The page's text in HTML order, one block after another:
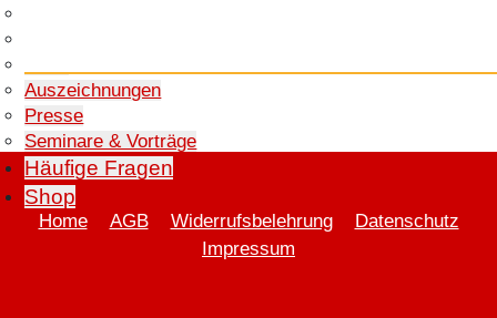
Auszeichnungen
Presse
Seminare & Vorträge
Häufige Fragen
Shop
Home AGB Widerrufsbelehrung
Datenschutz
Impressum